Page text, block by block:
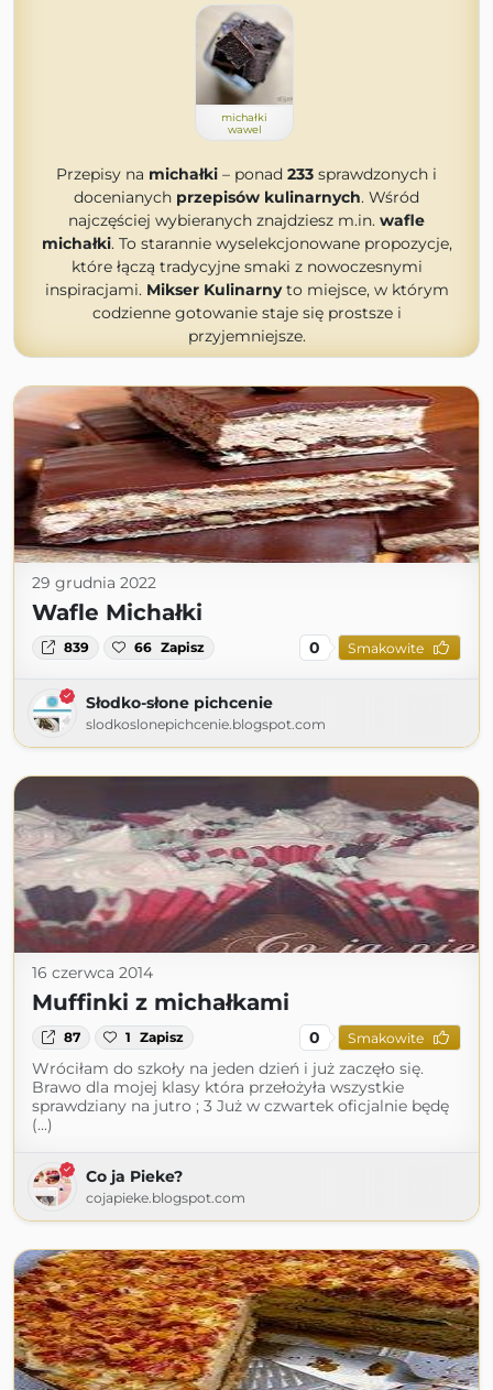
michałki
wawel
Przepisy na michałki – ponad 233 sprawdzonych i
docenianych przepisów kulinarnych. Wśród
najczęściej wybieranych znajdziesz m.in. wafle
michałki. To starannie wyselekcjonowane propozycje,
które łączą tradycyjne smaki z nowoczesnymi
inspiracjami. Mikser Kulinarnyto miejsce, w którym
codzienne gotowanie staje się prostsze i
przyjemniejsze.
29 grudnia 2022
Wafle Michałki
839 66 Zapisz 0 Smakowite
Słodko-słone pichcenie
slodkoslonepichcenie.blogspot.com
16 czerwca 2014
Muffinki z michałkami
87 1 Zapisz 0 Smakowite
Wróciłam do szkoły na jeden dzień i już zaczęło się.
Brawo dla mojej klasy która przełożyła wszystkie
sprawdziany na jutro ; 3 Już w czwartek oficjalnie będę
(...)
Co ja Pieke?
cojapieke.blogspot.com